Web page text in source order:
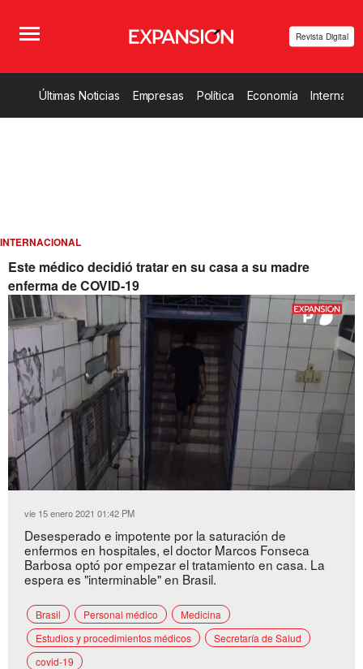
Revista Digital
Últimas Noticias Empresas Política Economía
INTERNACIONAL
Este médico decidió tratar en su casa a su madre
enferma de COVID-19
Unmute Loaded
37.06%
vie 15 enero 2021 01:42 PM
Desesperado e impotente por la saturación de
enfermos en hospitales, el doctor Marcos Fonseca
Barbosa optó por empezar el tratamiento en casa. La
espera es "interminable" en Brasil.
Brasil Personal médico
Medicina
Estudios y procedimientos médicos
Secretaría de Salud
covid-19